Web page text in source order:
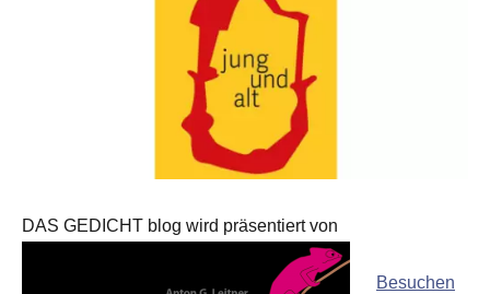
DAS GEDICHT blog wird präsentiert von
Besuchen